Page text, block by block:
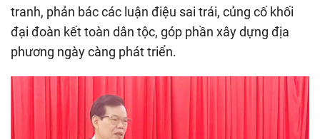
tranh, phản bác các luận điệu sai trái, củng cố khối
đại đoàn kết toàn dân tộc, góp phần xây dựng địa
phương ngày càng phát triển.